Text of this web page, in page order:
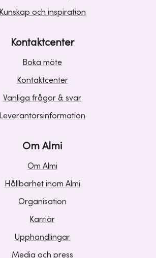
Kunskap och inspiration
Kontaktcenter
Boka möte
Kontaktcenter
Vanliga frågor & svar
Leverantörsinformation
Om Almi
Om Almi
Hållbarhet inom Almi
Organisation
Karriär
Upphandlingar
Media och press